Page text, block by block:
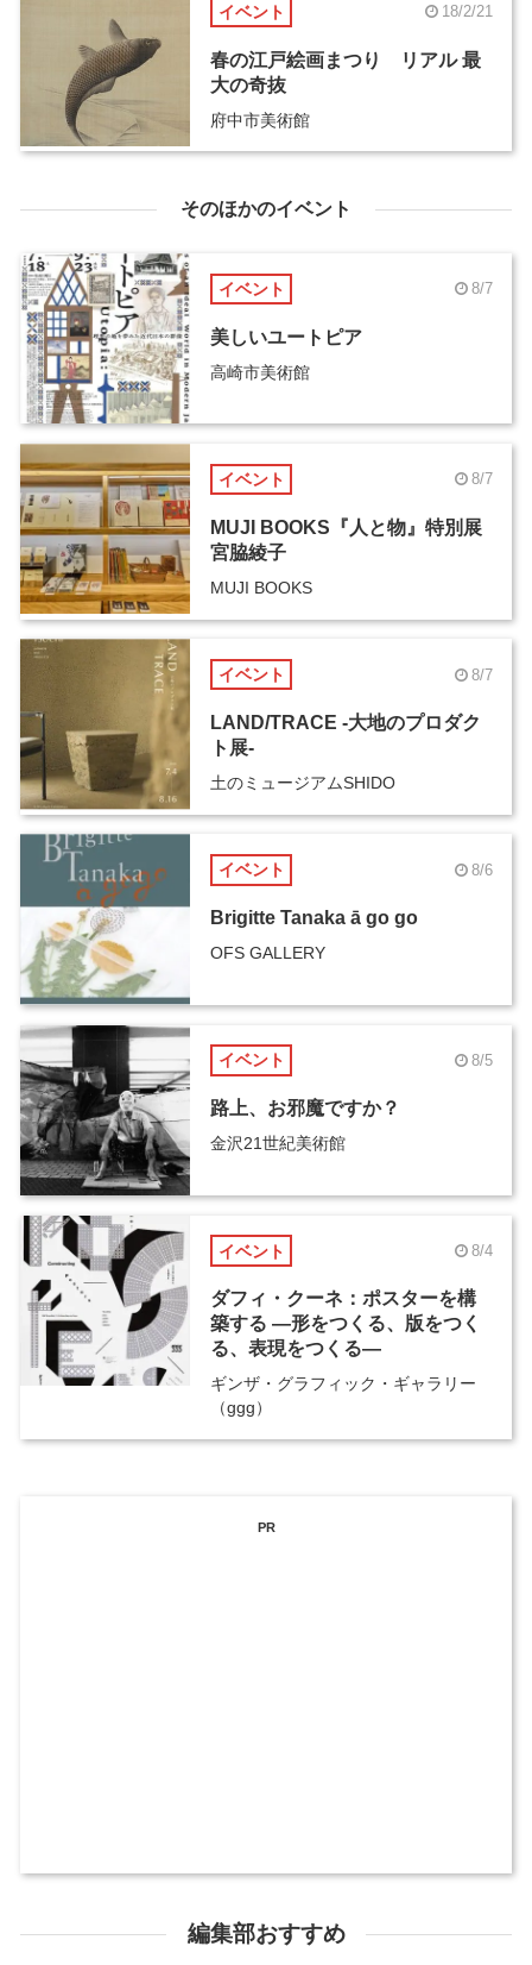
イベント 18/2/21
春の江戸絵画まつり リアル 最
大の奇抜
府中市美術館
そのほかのイベント
イベント 8/7
美しいユートピア
高崎市美術館
イベント 8/7
MUJI BOOKS『人と物』特別展
宮脇綾子
MUJI BOOKS
イベント 8/7
LAND/TRACE -大地のプロダク
ト展-
土のミュージアムSHIDO
イベント 8/6
Brigitte Tanaka ā go go
OFS GALLERY
イベント 8/5
路上、お邪魔ですか？
金沢21世紀美術館
イベント 8/4
ダフィ・クーネ：ポスターを構
築する ―形をつくる、版をつく
る、表現をつくる―
ギンザ・グラフィック・ギャラリー
（ggg）
PR
編集部おすすめ